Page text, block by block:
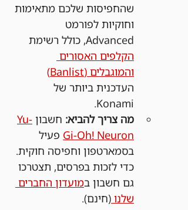
שהחפיסות שלכם מתאימות
וחוקיות לפורמט
Advanced, כולל רשימת
הקלפים האסורים
והמוגבלים (Banlist)
העדכנית ביותר של
Konami.
מה צריך להביא: חשבון Yu-
Gi-Oh! Neuron פעיל
בסמארטפון וחפיסה חוקית.
כדי לזכות בפרסים, תצטרכו
גם חשבון במועדון החברים
שלנו (חינם).